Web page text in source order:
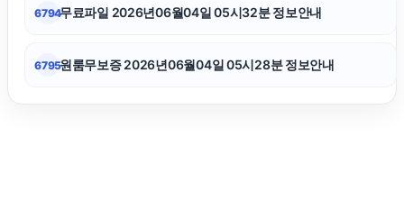
불륜증거
6794무료파일 2026년06월04일 05시32분 정보안내
6795원룸무보증 2026년06월04일 05시28분 정보안내